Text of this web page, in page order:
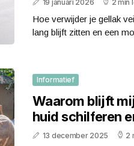
19 januari 2026 2 min
Hoe verwijder je gellak
lang blijft zitten en een
Informatief
Waarom blijft
huid schilferen
13 december 2025 2